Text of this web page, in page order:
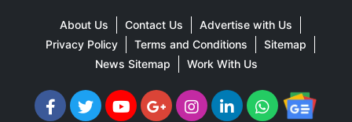
About Us Contact Us
Advertise with Us
Privacy Policy
Terms and Conditions
Sitemap
News Sitemap
Work With Us